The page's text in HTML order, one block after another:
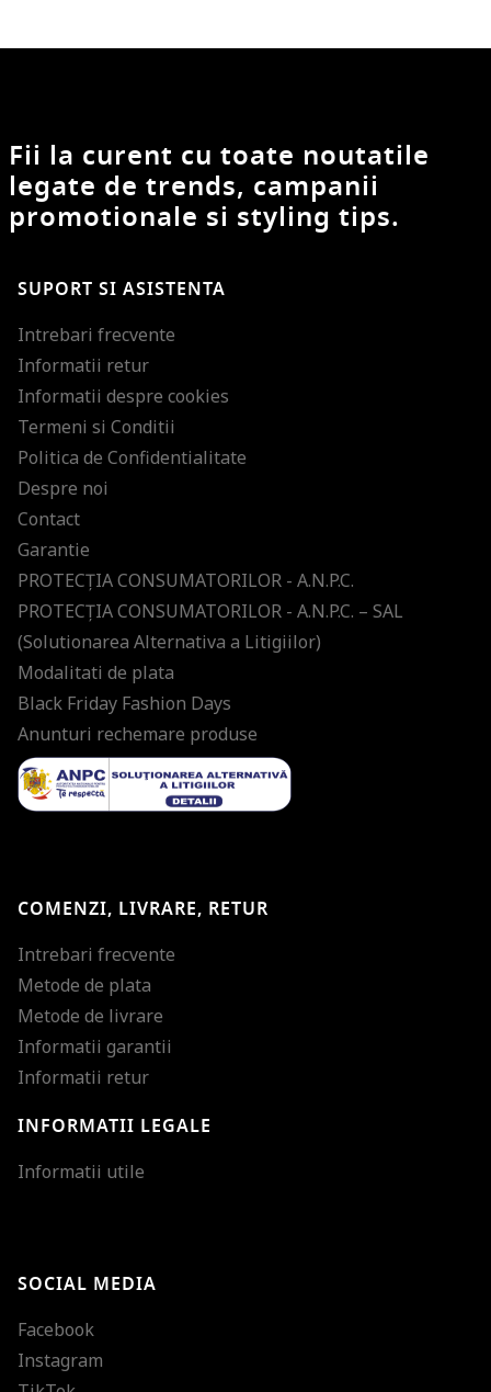
Fii la curent cu toate noutatile
legate de trends, campanii
promotionale si styling tips.
SUPORT SI ASISTENTA
Intrebari frecvente
Informatii retur
Informatii despre cookies
Termeni si Conditii
Politica de Confidentialitate
Despre noi
Contact
Garantie
PROTECŢIA CONSUMATORILOR - A.N.P.C.
PROTECŢIA CONSUMATORILOR - A.N.P.C. – SAL
(Solutionarea Alternativa a Litigiilor)
Modalitati de plata
Black Friday Fashion Days
Anunturi rechemare produse
COMENZI, LIVRARE, RETUR
Intrebari frecvente
Metode de plata
Metode de livrare
Informatii garantii
Informatii retur
INFORMATII LEGALE
Informatii utile
SOCIAL MEDIA
Facebook
Instagram